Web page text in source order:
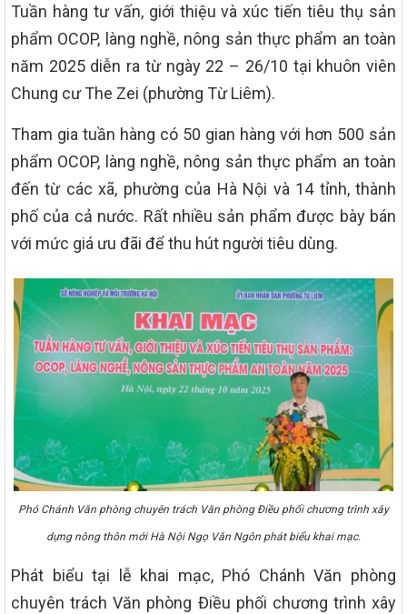
Tuần hàng tư vấn, giới thiệu và xúc tiến tiêu thụ sản
phẩm OCOP, làng nghề, nông sản thực phẩm an toàn
năm 2025 diễn ra từ ngày 22 – 26/10 tại khuôn viên
Chung cư The Zei (phường Từ Liêm).
Tham gia tuần hàng có 50 gian hàng với hơn 500 sản
phẩm OCOP, làng nghề, nông sản thực phẩm an toàn
đến từ các xã, phường của Hà Nội và 14 tỉnh, thành
phố của cả nước. Rất nhiều sản phẩm được bày bán
với mức giá ưu đãi để thu hút người tiêu dùng.
Phó Chánh Văn phòng chuyên trách Văn phòng Điều phối chương trình xây
dựng nông thôn mới Hà Nội Ngọ Văn Ngôn phát biểu khai mạc.
Phát biểu tại lễ khai mạc, Phó Chánh Văn phòng
chuyên trách Văn phòng Điều phối chương trình xây